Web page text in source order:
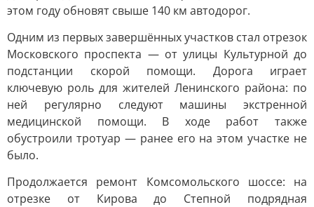
этом году обновят свыше 140 км автодорог.
Одним из первых завершённых участков стал отрезок
Московского проспекта — от улицы Культурной до
подстанции скорой помощи. Дорога играет
ключевую роль для жителей Ленинского района: по
ней регулярно следуют машины экстренной
медицинской помощи. В ходе работ также
обустроили тротуар — ранее его на этом участке не
было.
Продолжается ремонт Комсомольского шоссе: на
отрезке от Кирова до Степной подрядная